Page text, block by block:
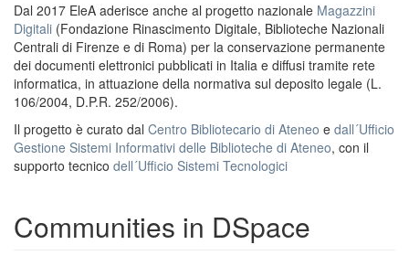
Dal 2017 EleA aderisce anche al progetto nazionale Magazzini
Digitali (Fondazione Rinascimento Digitale, Biblioteche Nazionali
Centrali di Firenze e di Roma) per la conservazione permanente
dei documenti elettronici pubblicati in Italia e diffusi tramite rete
informatica, in attuazione della normativa sul deposito legale (L.
106/2004, D.P.R. 252/2006).
Il progetto è curato dal Centro Bibliotecario di Ateneo e dall´Ufficio
Gestione Sistemi Informativi delle Biblioteche di Ateneo, con il
supporto tecnico dell´Ufficio Sistemi Tecnologici
Communities in DSpace